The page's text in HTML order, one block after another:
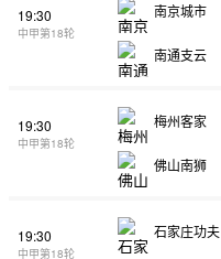
19:30
中甲第18轮
南京城市
南通支云
19:30
中甲第18轮
梅州客家
佛山南狮
19:30
中甲第18轮
石家庄功夫